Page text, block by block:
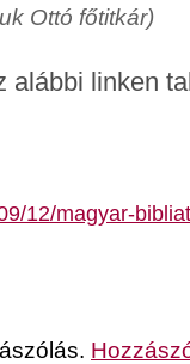
Ottó főtitkár)
alábbi linken
12/magyar-